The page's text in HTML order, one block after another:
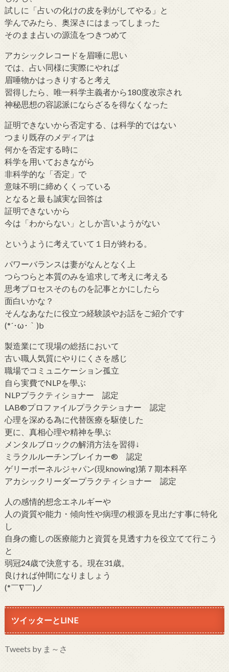
試しに「占いの化けの皮を剥がしてやる」と
学んでみたら、奥深さにはまってしまった
そのまま占いの源流をつきつめて
アカシックレコードを眉唾に思い
では、占い同様に実際にやれば
眉唾物かはっきりすると考え
習得したら、唯一科学主義者から180度改宗され
神秘思想の容認派にならざるを得なくなった
証明できないから否定する、は科学的ではない
つまり既存のメディアは
何かを否定する時に
科学を用いておきながら
非科学的な「否定」で
意味不明に締めくくっている
となると最も誠実な回答は
証明できないから
今は「わからない」としか言いようがない
というように考えていて１日が終わる。
パワーバランスは妻がなんとなく上
つらつらと本質のみを追求して考えに考える
思考プロセスそのものを記事とかにしたら
面白いかな？
そんなあなたに役立つ経験談やお話をご紹介です
(*´･ω･｀)b
製造業にて現場の総括において
古い職人気質にやりにくさを感じ
職場でコミュニケーション孤立
自ら実費でNLPを學ぶ
NLPプラクティショナー 認定
LAB®プロファイルプラクテショナー 認定
心理を深める為に代替医療を駆使した
更に、真相心理や精神を學ぶ
メンタルブロックの解消方法を習得↓
ミラクルルーチンブレイカー® 認定
ゲリーボーネルジャパン(現knowing)第７期本科卒
アカシックリーダープラクティショナー 認定
人の感情的想念エネルギーや
人の資質や能力・傾向性や病理の根源を見出だす事に特化
し
自身の癒しの医療能力と資質を見透す力を役立てて行こう
と
弱冠24歳で決意する。現在31歳。
良ければ仲間になりましょう
(*￣∇￣)ノ
ツイッターとLINE
Tweets by ま～さ